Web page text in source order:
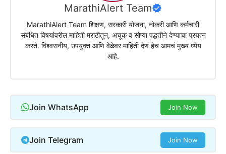
MarathiAlert Team
MarathiAlert Team शिक्षण, सरकारी योजना, नोकरी आणि कर्मचारी
संबंधित विषयांवरील माहिती मराठीतून, अचूक व सोप्या पद्धतीने देण्याचा प्रयत्न
करते. विश्वसनीय, उपयुक्त आणि वेळेवर माहिती देणं हेच आमचं मुख्य ध्येय
आहे.
Join WhatsApp Join Now
Join Telegram Join Now